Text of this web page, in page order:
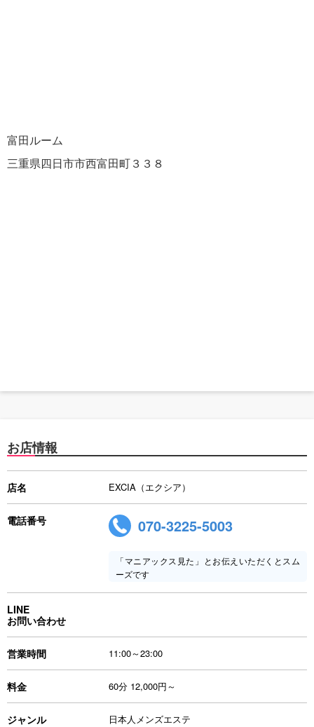
富田ルーム
三重県四日市市西富田町３３８
お店情報
店名 EXCIA（エクシア）
電話番号 070-3225-5003
「マニアックス見た」とお伝えいただくとスム
ーズです
LINE
お問い合わせ
営業時間 11:00～23:00
料金 60分 12,000円～
ジャンル 日本人メンズエステ